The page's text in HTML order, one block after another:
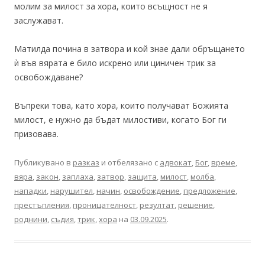
молим за милост за хора, които всъщност не я
заслужават.
Матилда почина в затвора и кой знае дали обръщането
ѝ във вярата е било искрено или циничен трик за
освобождаване?
Въпреки това, като хора, които получават Божията
милост, е нужно да бъдат милостиви, когато Бог ги
призовава.
Публикувано в разказ и отбелязано с адвокат, Бог, време,
вяра, закон, заплаха, затвор, защита, милост, молба,
нападки, нарушител, начин, освобождение, предложение,
престъпления, проницателност, резултат, решение,
роднини, съдия,трик,хора на 03.09.2025.